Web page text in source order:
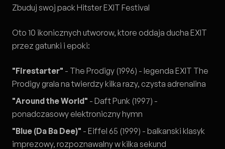
Zbuduj swoj pack Hitster EXIT Festival
Oto 10 ikonicznych utworow, ktore oddaja ducha EXIT
przez gatunki i epoki:
"Firestarter" - The Prodigy (1996) - legenda EXIT The
Prodigy grala na twierdzy kilka razy, czysta adrenalina
"Around the World" - Daft Punk (1997) -
ponadczasowy elektroniczny hymn
"Blue (Da Ba Dee)" - Eiffel 65 (1999) - balkanski klasyk
imprezowy, rozpoznawalny w kilka sekund